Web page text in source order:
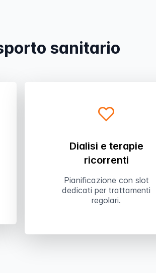
sanitario
Dialisi e terapie
ricorrenti
Pianificazione con slot
dedicati per trattamenti
regolari.